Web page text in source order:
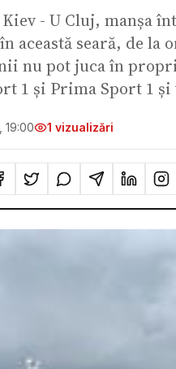
- U Cluj, manșa
această seară, de la
nu pot juca în
1 și Prima Sport 1
19:00 1 vizualizări